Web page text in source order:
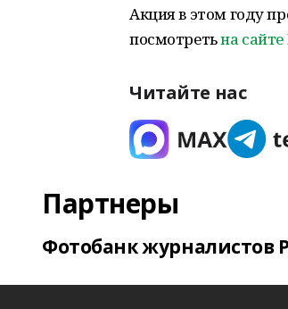
Акция в этом году
посмотретьна
Читайте нас
Партнеры
Фотобанк журналистов